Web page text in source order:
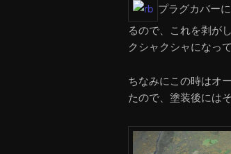
プラグカバー
るので、これを剥が
クシャクシャになっ
ちなみにこの時はオ
たので、塗装後には